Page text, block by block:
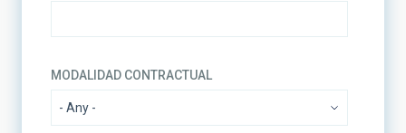
MODALIDAD CONTRACTUAL